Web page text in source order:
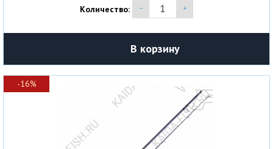
Количество:
В корзину
-16%